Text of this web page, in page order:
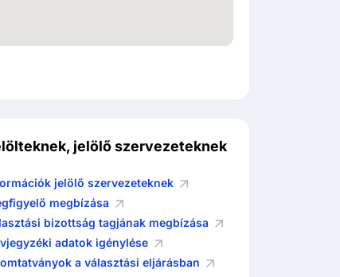
jelölő szervezeteknek
jelölő szervezeteknek
megbízása
bizottság tagjának megbízása
adatok igénylése
a választási eljárásban